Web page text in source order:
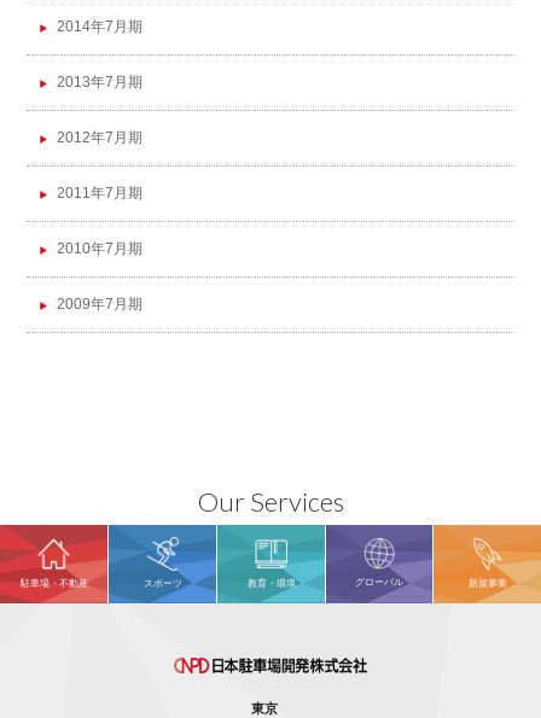
2014年7月期
2013年7月期
2012年7月期
2011年7月期
2010年7月期
2009年7月期
Our Services
駐車場・不動産 スポーツ 教育・環境 グローバル 新規事業
東京